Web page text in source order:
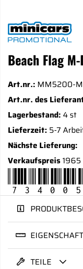
Beach Flag
Art.nr.: MM5200-M
Art.nr. des
Lagerbestand: 4 st
Lieferzeit: 5-7
Nächste Lieferung:
Verkaufspreis
TEILE